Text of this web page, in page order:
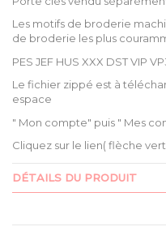
Les motifs de broderie
de broderie les plus
PES JEF HUS XXX DST VIP
Le fichier zippé est à
espace
" Mon compte" puis " Mes
Cliquez sur le lien( flèche
DÉTAILS DU PRODUIT